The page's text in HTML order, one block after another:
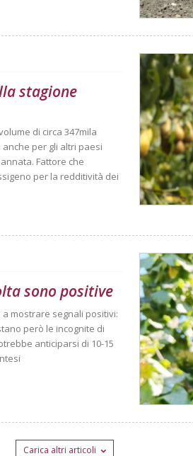
stagione
di circa 347mila
per gli altri paesi
Fattore che
per la redditività dei
sono positive
mostrare segnali positivi:
però le incognite di
anticiparsi di 10-15
Carica altri articoli